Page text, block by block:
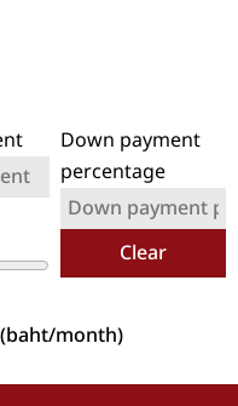
Down payment
percentage
Clear
month)